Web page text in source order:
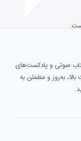
صوتی و پادکست‌های
به‌روز و مطمئن به